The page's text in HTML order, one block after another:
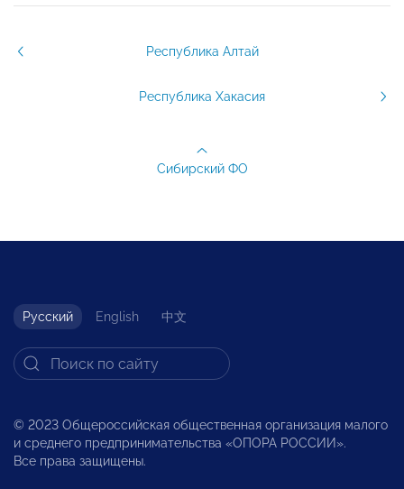
Республика Алтай
Республика Хакасия
Сибирский ФО
Русский English 中文
© 2023 Общероссийская общественная организация малого
и среднего предпринимательства «ОПОРА РОССИИ».
Все права защищены.